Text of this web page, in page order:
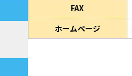
FAX
ホームページ